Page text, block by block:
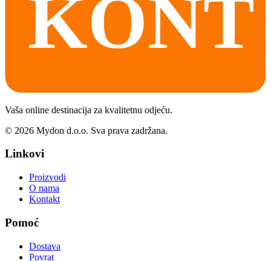
Vaša online destinacija za kvalitetnu odjeću.
© 2026 Mydon d.o.o. Sva prava zadržana.
Linkovi
Proizvodi
O nama
Kontakt
Pomoć
Dostava
Povrat